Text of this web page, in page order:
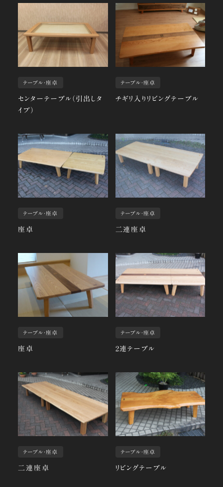
テーブル・座卓
センターテーブル（引出しタ
イプ）
テーブル・座卓
チギリ入りリビングテーブル
テーブル・座卓
座卓
テーブル・座卓
二連座卓
テーブル・座卓
座卓
テーブル・座卓
2連テーブル
テーブル・座卓
二連座卓
テーブル・座卓
リビングテーブル